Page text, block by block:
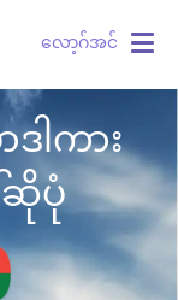
လော့ဂ်အင်
ါကား
ဆိုပုံ